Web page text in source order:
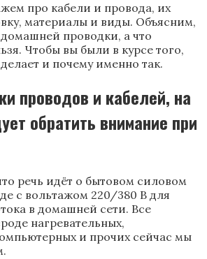
про кабели и провода, их
материалы и виды. Объясним,
проводки, а что
Чтобы вы были в курсе того,
и почему именно так.
проводов и кабелей, на
обратить внимание при
речь идёт о бытовом силовом
с вольтажом 220/380 В для
в домашней сети. Все
нагревательных,
и прочих сейчас мы